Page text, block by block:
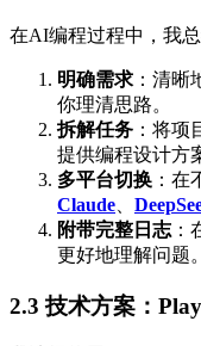
在AI编程过程中，我
明确需求 ：清
你理清思路。
拆解任务 ：将
提供编程设计方
多平台切换 ：在
Claude
附带完整日志
更好地理解问题。
2.3技术方案 ：